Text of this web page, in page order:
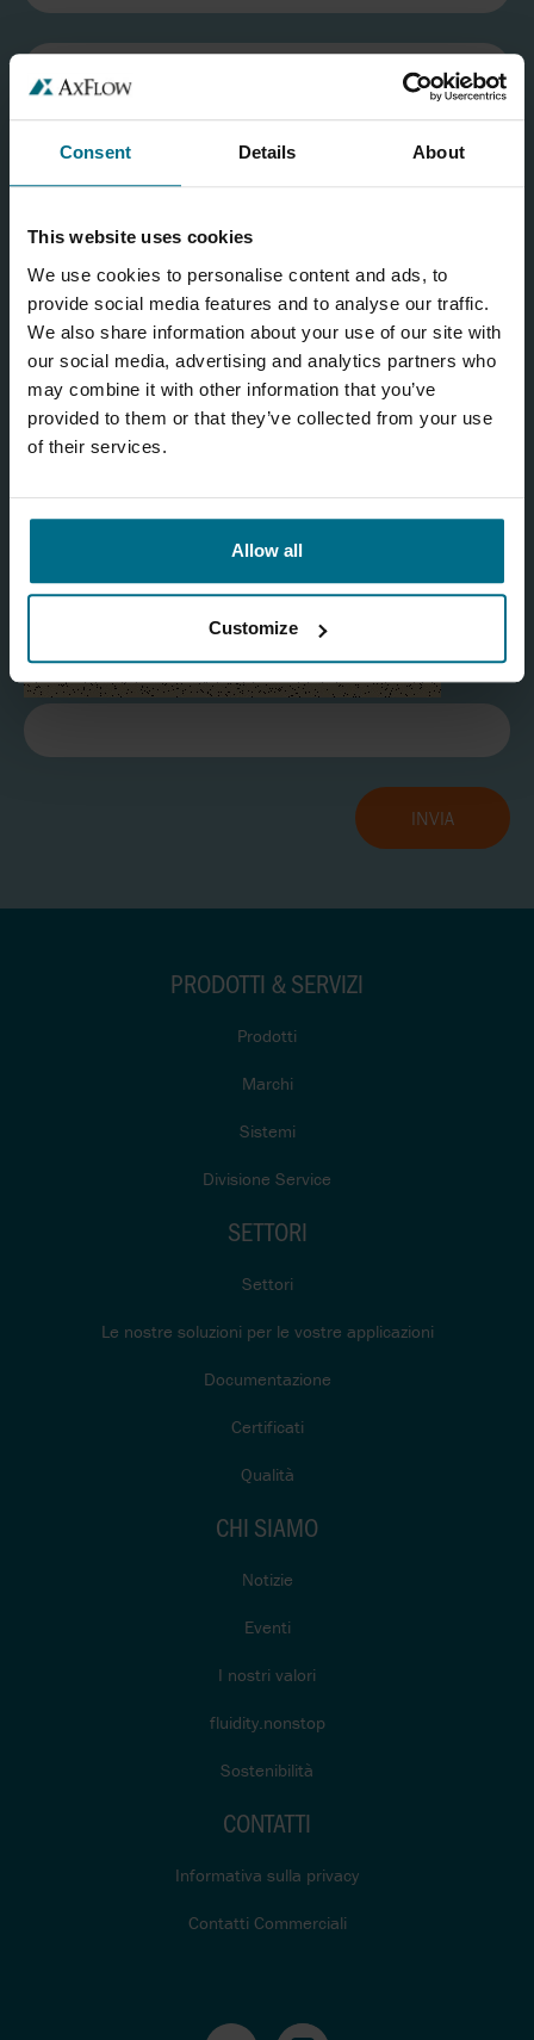
Consent Details About
This website uses cookies
We use cookies to personalise content and ads, to
provide social media features and to analyse our traffic.
We also share information about your use of our site with
our social media, advertising and analytics partners who
may combine it with other information that you’ve
provided to them or that they’ve collected from your use
of their services.
Allow all
Customize
Dichiaro di aver preso visione dell'Informativa Privacy
Informativa sulla privacy
Sì
PRODOTTI & SERVIZI
Prodotti
Marchi
Sistemi
Divisione Service
SETTORI
Settori
Le nostre soluzioni per le vostre applicazioni
Documentazione
Certificati
Qualità
CHI SIAMO
Notizie
Eventi
I nostri valori
fluidity.nonstop
Sostenibilità
CONTATTI
Informativa sulla privacy
Contatti Commerciali